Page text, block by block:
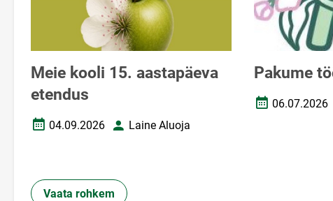
Meie kooli 15. aastapäeva
etendus
Loomise kuupäev
04.09.2026 AutorLaine Aluoja
Pakume
Loomise
06.07.2026
Vaata rohkem